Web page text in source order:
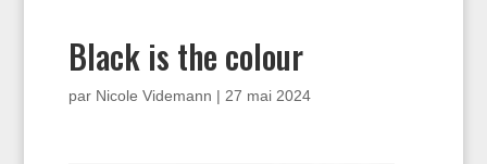
Black is the colour
par Nicole Videmann | 27 mai 2024